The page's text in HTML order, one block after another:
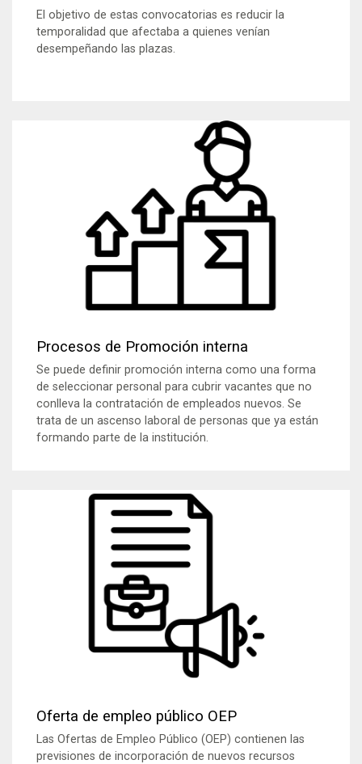
El objetivo de estas convocatorias es reducir la
temporalidad que afectaba a quienes venían
desempeñando las plazas.
Procesos de Promoción interna
Se puede definir promoción interna como una forma
de seleccionar personal para cubrir vacantes que no
conlleva la contratación de empleados nuevos. Se
trata de un ascenso laboral de personas que ya están
formando parte de la institución.
Oferta de empleo público OEP
Las Ofertas de Empleo Público (OEP) contienen las
previsiones de incorporación de nuevos recursos